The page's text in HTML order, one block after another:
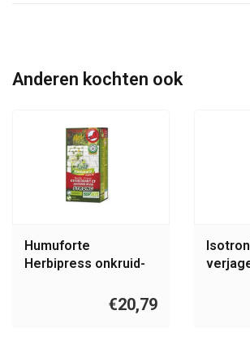
Anderen kochten ook
Humuforte
Herbipress onkruid-
€20,79